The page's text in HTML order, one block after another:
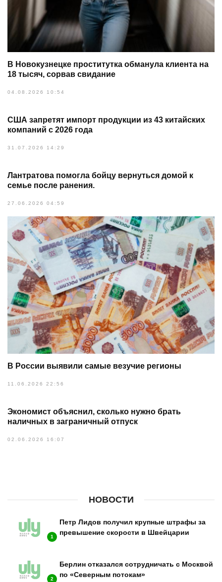
В Новокузнецке проститутка обманула клиента на
18 тысяч, сорвав свидание
04.08.2026 10:54
США запретят импорт продукции из 43 китайских
компаний с 2026 года
31.07.2026 14:29
Лантратова помогла бойцу вернуться домой к
семье после ранения.
27.06.2026 04:59
В России выявили самые везучие регионы
11.06.2026 22:56
Экономист объяснил, сколько нужно брать
наличных в заграничный отпуск
02.06.2026 16:07
НОВОСТИ
1
Петр Лидов получил крупные штрафы за
превышение скорости в Швейцарии
2
Берлин отказался сотрудничать с Москвой
по «Северным потокам»